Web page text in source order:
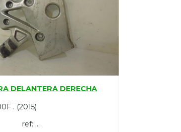
DELANTERA DERECHA
. (2015)
ref: ...